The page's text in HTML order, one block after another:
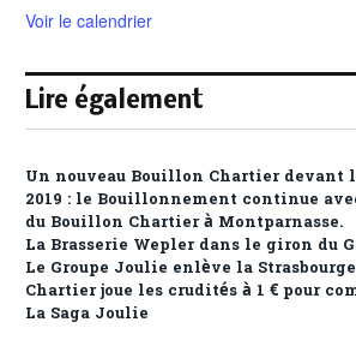
Voir le calendrier
Lire également
Un nouveau Bouillon Chartier devant
2019 : le Bouillonnement continue
du Bouillon Chartier à Montparnasse.
La Brasserie Wepler dans le giron du
Le Groupe Joulie enlève la
Chartier joue les crudités à 1 € pour
La Saga Joulie